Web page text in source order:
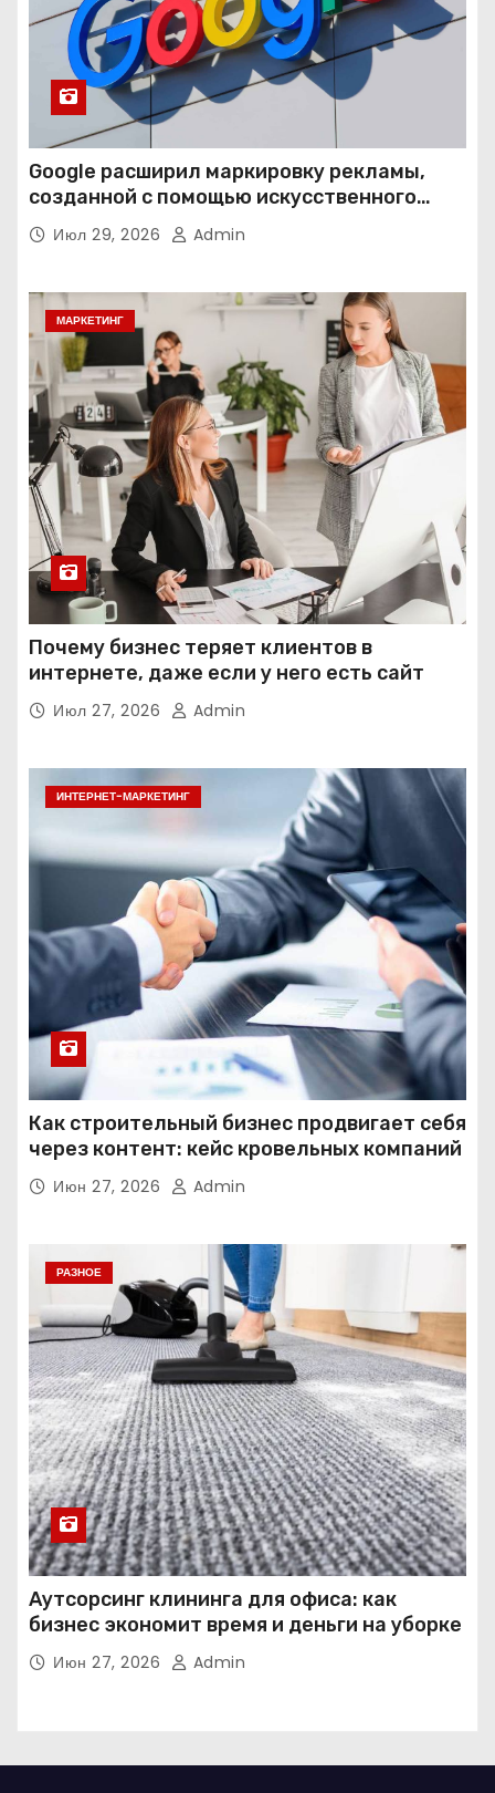
Google расширил маркировку рекламы,
созданной с помощью искусственного
интеллекта
Июл 29, 2026 Admin
МАРКЕТИНГ
Почему бизнес теряет клиентов в
интернете, даже если у него есть сайт
Июл 27, 2026 Admin
ИНТЕРНЕТ-МАРКЕТИНГ
Как строительный бизнес продвигает себя
через контент: кейс кровельных компаний
Июн 27, 2026 Admin
РАЗНОЕ
Аутсорсинг клининга для офиса: как
бизнес экономит время и деньги на уборке
Июн 27, 2026 Admin